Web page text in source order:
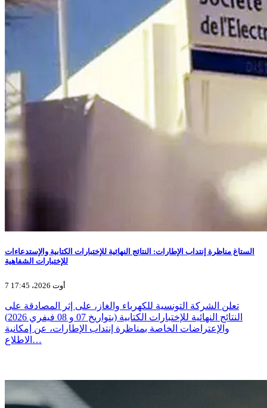
الستاغ مناظرة إنتداب الإطارات: النتائج النهائية للإختبارات الكتابية والإستدعاءات
للإختبارات الشفاهية
7 أوت 2026، 17:45
تعلن الشركة التونسية للكهرباء والغاز، على إثر المصادقة على
النتائج النهائية للإختبارات الكتابية (بتواريخ 07 و 08 فيفري 2026)
والإعتراضات الخاصة بمناظرة إنتداب الإطارات، عن إمكانية
الاطلاع…